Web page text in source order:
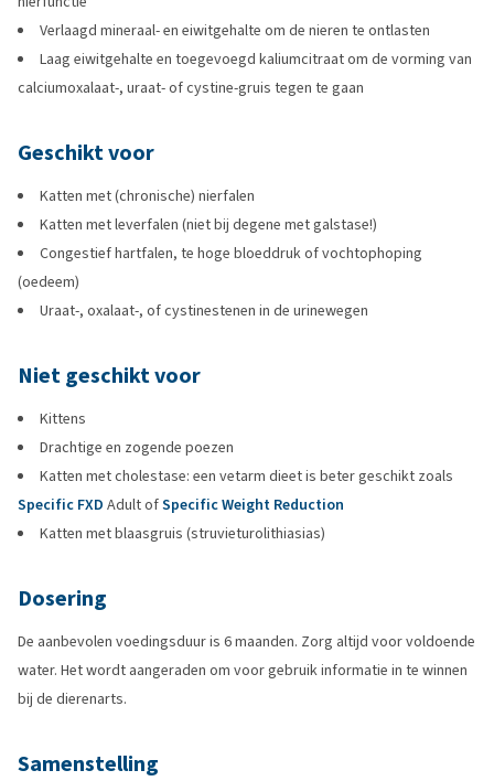
Verlaagd mineraal- en eiwitgehalte om de nieren te ontlasten
Laag eiwitgehalte en toegevoegd kaliumcitraat om de vorming van
calciumoxalaat-, uraat- of cystine-gruis tegen te gaan
Geschikt voor
Katten met (chronische) nierfalen
Katten met leverfalen (niet bij degene met galstase!)
Congestief hartfalen, te hoge bloeddruk of vochtophoping
(oedeem)
Uraat-, oxalaat-, of cystinestenen in de urinewegen
Niet geschikt voor
Kittens
Drachtige en zogende poezen
Katten met cholestase: een vetarm dieet is beter geschikt zoals
Specific FXD Adult ofSpecific Weight Reduction
Katten met blaasgruis (struvieturolithiasias)
Dosering
De aanbevolen voedingsduur is 6 maanden. Zorg altijd voor voldoende
water. Het wordt aangeraden om voor gebruik informatie in te winnen
bij de dierenarts.
Samenstelling